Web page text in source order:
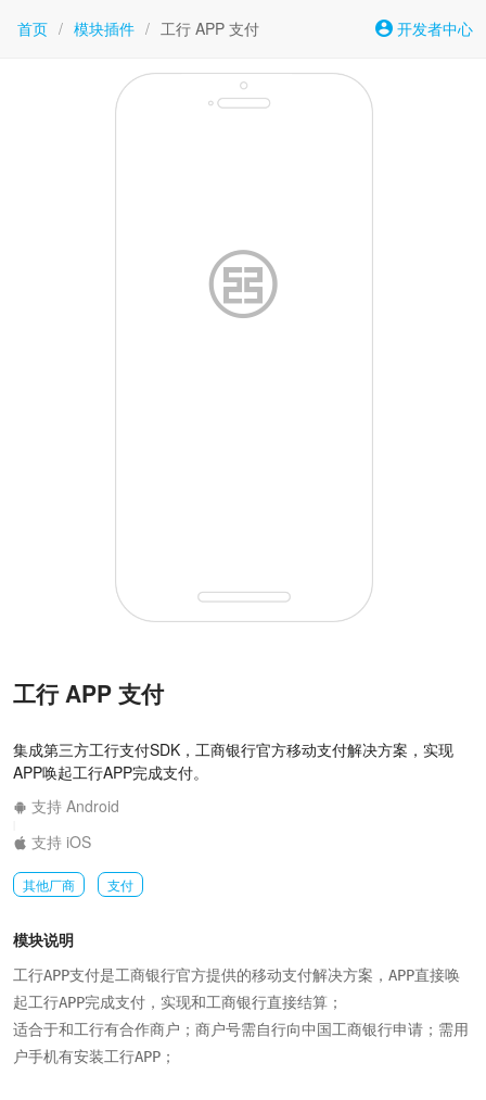
首页 / 模块插件 / 工行 APP 支付 开发者中心
工行 APP 支付
集成第三方工行支付SDK，工商银行官方移动支付解决方案，实现
APP唤起工行APP完成支付。
支持 Android
支持 iOS
其他厂商 支付
模块说明
工行APP支付是工商银行官方提供的移动支付解决方案，APP直接唤
起工行APP完成支付，实现和工商银行直接结算；
适合于和工行有合作商户；商户号需自行向中国工商银行申请；需用
户手机有安装工行APP；